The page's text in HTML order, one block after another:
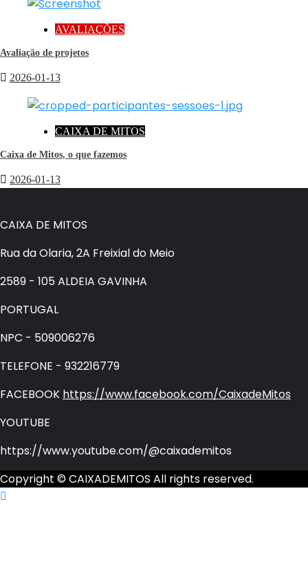
AVALIAÇÕES
Avaliação de projetos
2026-01-13
CAIXA DE MITOS
Caixa de Mitos, o que fazemos
2026-01-13
CAIXA DE MITOS
Rua da Olaria, 2A Freixial do Meio
2589 - 105 ALDEIA GAVINHA
PORTUGAL
NPC - 509006276
TELEFONE - 932216779
FACEBOOK https://www.facebook.com/CaixadeMitos
YOUTUBE
https://www.youtube.com/@caixademitos
Copyright © CAIXADEMITOS All rights reserved.